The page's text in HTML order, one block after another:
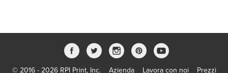
© 2016 - 2026 RPI Print, Inc. Azienda Lavora con noi Prezzi